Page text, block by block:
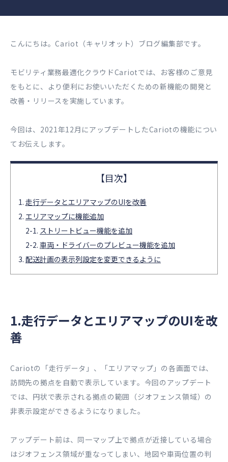
こんにちは。Cariot（キャリオット）ブログ編集部です。
モビリティ業務最適化クラウドCariotでは、お客様のご意見
をもとに、より便利にお使いいただくための新機能の開発と
改善・リリースを実施しています。
今回は、2021年12月にアップデートしたCariotの機能につい
てお伝えします。
走行データとエリアマップのUIを改善
エリアマップに機能追加
ストリートビュー機能を追加
車両・ドライバーのプレビュー機能を追加
配送計画の表示列設定を変更できるように
1.走行データとエリアマップのUIを改
善
Cariotの「走行データ」、「エリアマップ」の各画面では、
訪問先の拠点を自動で表示しています。今回のアップデート
では、円状で表示される拠点の範囲（ジオフェンス領域）の
非表示設定ができるようになりました。
アップデート前は、同一マップ上で拠点が近接している場合
はジオフェンス領域が重なってしまい、地図や車両位置の判